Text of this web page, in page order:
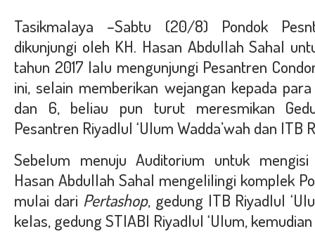
Tasikmalaya –Sabtu (20/8) Pondok
dikunjungi oleh KH. Hasan Abdullah Sahal
tahun 2017 lalu mengunjungi Pesantren
ini, selain memberikan wejangan kepada
dan 6, beliau pun turut meresmikan
Pesantren Riyadlul ‘Ulum Wadda’wah dan ITB
Sebelum menuju Auditorium untuk
Hasan Abdullah Sahal mengelilingi komplek
mulai dari Pertashop, gedung ITB Riyadlul
kelas, gedung STIABI Riyadlul ‘Ulum,